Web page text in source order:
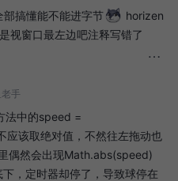
搞懂能不能进字节
horizen
视窗口最左边吧注释写错了
手
法中的speed =
该取绝对值，不然往左拖动也
偶然会出现Math.abs(speed)
，定时器却停了，导致球停在